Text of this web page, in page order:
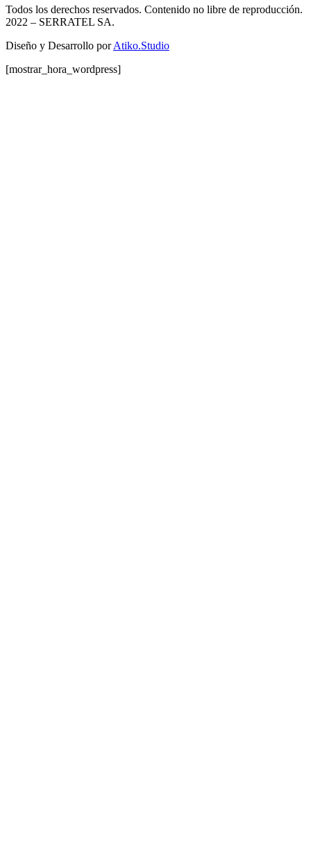
Todos los derechos reservados. Contenido no libre de reproducción.
2022 – SERRATEL SA.
Diseño y Desarrollo porAtiko.Studio
[mostrar_hora_wordpress]